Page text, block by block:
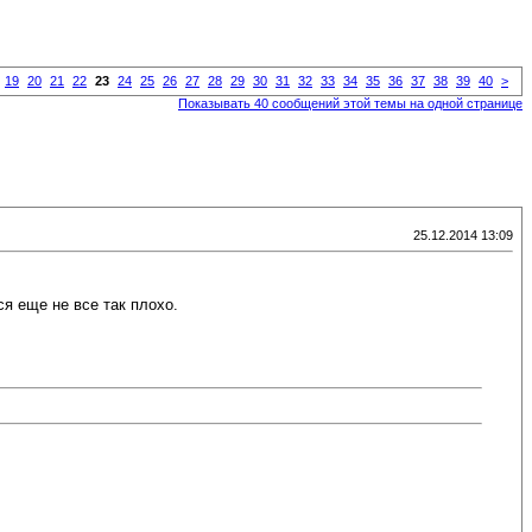
19 20 21 22 23 24 25 26 27 28 29 30 31 32 33 34 35 36 37 38 39 40 >
Показывать 40 сообщений этой темы на одной странице
25.12.2014 13:09
еще не все так плохо.